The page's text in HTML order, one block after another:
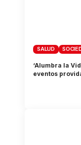
SALUD
‘Alumbra la
eventos